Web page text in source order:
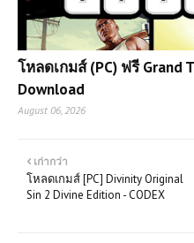
โหลดเกมส์ (PC) ฟรี Grand
Download
August 06, 2026
เก่ากว่า
โหลดเกมส์ [PC] Divinity Original
Sin 2 Divine Edition - CODEX